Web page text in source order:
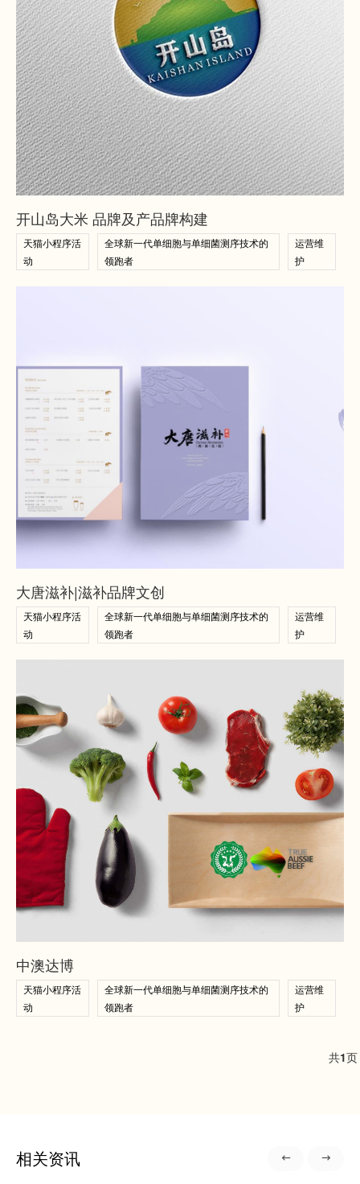
查看案例
查看案例
开山岛大米 品牌及产品牌构建
天猫小程序活
动
全球新一代单细胞与单细菌测序技术的
领跑者
运营维
护
查看案例
查看案例
大唐滋补|滋补品牌文创
天猫小程序活
动
全球新一代单细胞与单细菌测序技术的
领跑者
运营维
护
查看案例
查看案例
中澳达博
天猫小程序活
动
全球新一代单细胞与单细菌测序技术的
领跑者
运营维
护
共1页
相关资讯